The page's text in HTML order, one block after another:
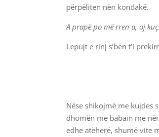
përpëliten nën kondakë.
A prapë po më rren a, oj
Lepujt e rinj s’bën t’i
Nëse shikojmë me kujdes
dhomën me babain me
edhe atëherë, shumë vite